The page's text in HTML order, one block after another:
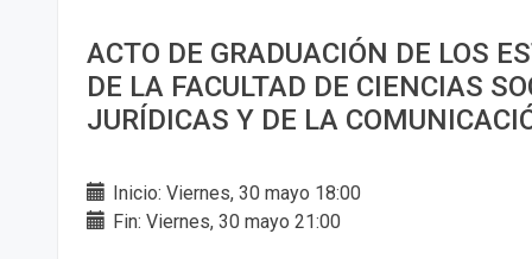
ACTO DE GRADUACIÓN DE LOS
DE LA FACULTAD DE CIENCIAS
JURÍDICAS Y DE LA
Inicio: Viernes, 30 mayo 18:00
Fin: Viernes, 30 mayo 21:00